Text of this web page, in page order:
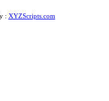
: XYZScripts.com